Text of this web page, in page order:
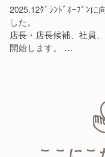
2025.12ｸﾞﾗﾝﾄﾞｵｰﾌﾟﾝに
した。
店長・店長候補、社員
開始します。
店長・店長候補を先行
任者候補として入社い